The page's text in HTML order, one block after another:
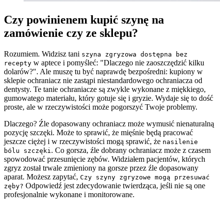
Czy powinienem kupić szynę na
zamówienie czy ze sklepu?
Rozumiem. Widzisz tani szyna zgryzowa dostępna bez
recepty w aptece i pomyśleć: "Dlaczego nie zaoszczędzić kilku
dolarów?". Ale muszę tu być naprawdę bezpośredni: kupiony w
sklepie ochraniacz nie zastąpi niestandardowego ochraniacza od
dentysty. Te tanie ochraniacze są zwykle wykonane z miękkiego,
gumowatego materiału, który gotuje się i gryzie. Wydaje się to dość
proste, ale w rzeczywistości może pogorszyć Twoje problemy.
Dlaczego? Źle dopasowany ochraniacz może wymusić nienaturalną
pozycję szczęki. Może to sprawić, że mięśnie będą pracować
jeszcze ciężej i w rzeczywistości mogą sprawić, że nasilenie
bólu szczęki . Co gorsza, źle dobrany ochraniacz może z czasem
spowodować przesunięcie zębów. Widziałem pacjentów, których
zgryz został trwale zmieniony na gorsze przez źle dopasowany
aparat. Możesz zapytać, Czy szyny zgryzowe mogą przesuwać
zęby? Odpowiedź jest zdecydowanie twierdząca, jeśli nie są one
profesjonalnie wykonane i monitorowane.